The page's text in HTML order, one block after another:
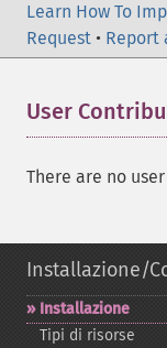
Learn How To
Request • Report
User
There are no
Installazione/
Installazione
Tipi di risorse